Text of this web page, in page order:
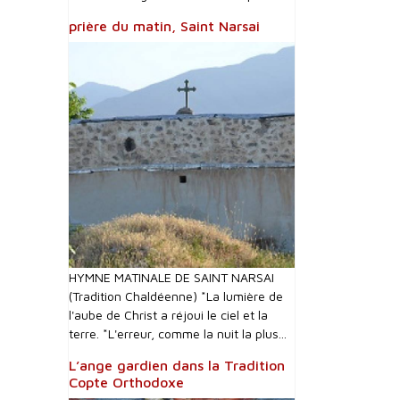
prière du matin, Saint Narsai
HYMNE MATINALE DE SAINT NARSAI
(Tradition Chaldéenne) *La lumière de
l'aube de Christ a réjoui le ciel et la
terre. *L'erreur, comme la nuit la plus...
L’ange gardien dans la Tradition
Copte Orthodoxe